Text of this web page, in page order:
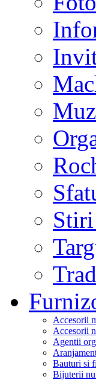
Accesorii
Accesorii
Agentii
Bauturi si
Bijuterii